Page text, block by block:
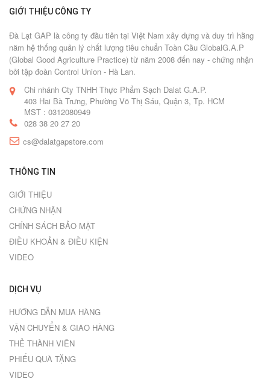
GIỚI THIỆU CÔNG TY
Đà Lạt GAP là công ty đầu tiên tại Việt Nam xây dựng và duy trì hằng
năm hệ thống quản lý chất lượng tiêu chuẩn Toàn Cầu GlobalG.A.P
(Global Good Agriculture Practice) từ năm 2008 đến nay - chứng nhận
bởi tập đoàn Control Union - Hà Lan.
Chi nhánh Cty TNHH Thực Phẩm Sạch Dalat G.A.P.
403 Hai Bà Trưng, Phường Võ Thị Sáu, Quận 3, Tp. HCM
MST : 0312080949
028 38 20 27 20
cs@dalatgapstore.com
THÔNG TIN
GIỚI THIỆU
CHỨNG NHẬN
CHÍNH SÁCH BẢO MẬT
ĐIỀU KHOẢN & ĐIỀU KIỆN
VIDEO
DỊCH VỤ
HƯỚNG DẪN MUA HÀNG
VẬN CHUYỂN & GIAO HÀNG
THẺ THÀNH VIÊN
PHIẾU QUÀ TẶNG
VIDEO